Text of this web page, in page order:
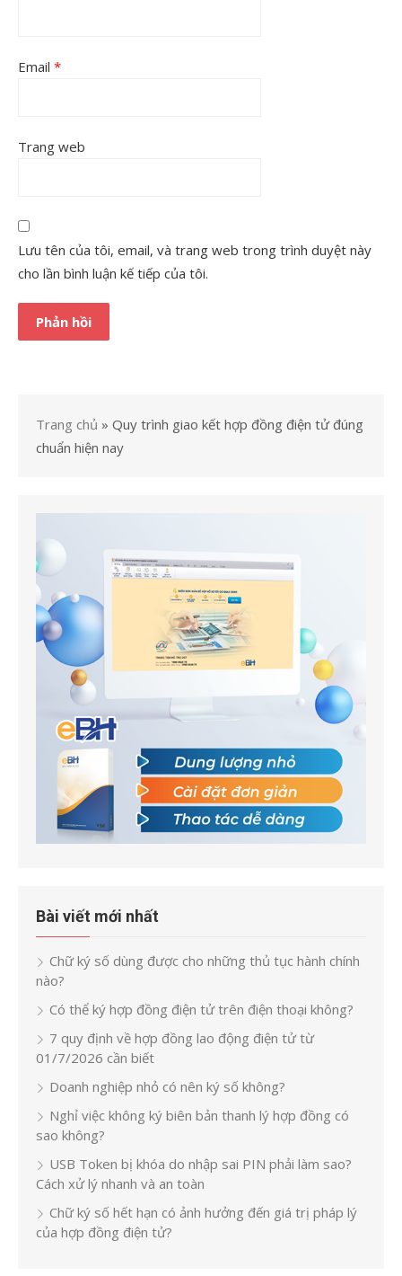
Email *
Trang web
Lưu tên của tôi, email, và trang web trong trình duyệt này
cho lần bình luận kế tiếp của tôi.
Trang chủ » Quy trình giao kết hợp đồng điện tử đúng
chuẩn hiện nay
Bài viết mới nhất
Chữ ký số dùng được cho những thủ tục hành chính
nào?
Có thể ký hợp đồng điện tử trên điện thoại không?
7 quy định về hợp đồng lao động điện tử từ
01/7/2026 cần biết
Doanh nghiệp nhỏ có nên ký số không?
Nghỉ việc không ký biên bản thanh lý hợp đồng có
sao không?
USB Token bị khóa do nhập sai PIN phải làm sao?
Cách xử lý nhanh và an toàn
Chữ ký số hết hạn có ảnh hưởng đến giá trị pháp lý
của hợp đồng điện tử?